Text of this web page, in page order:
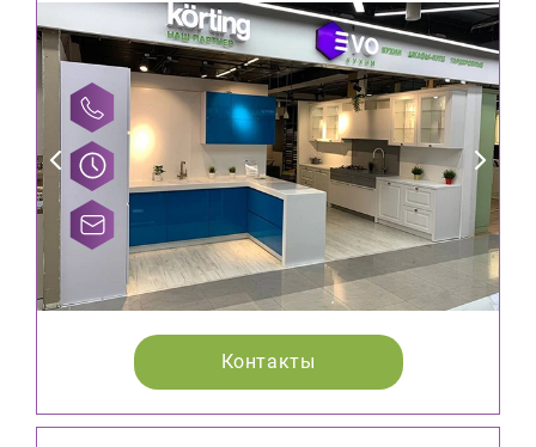
Контакты